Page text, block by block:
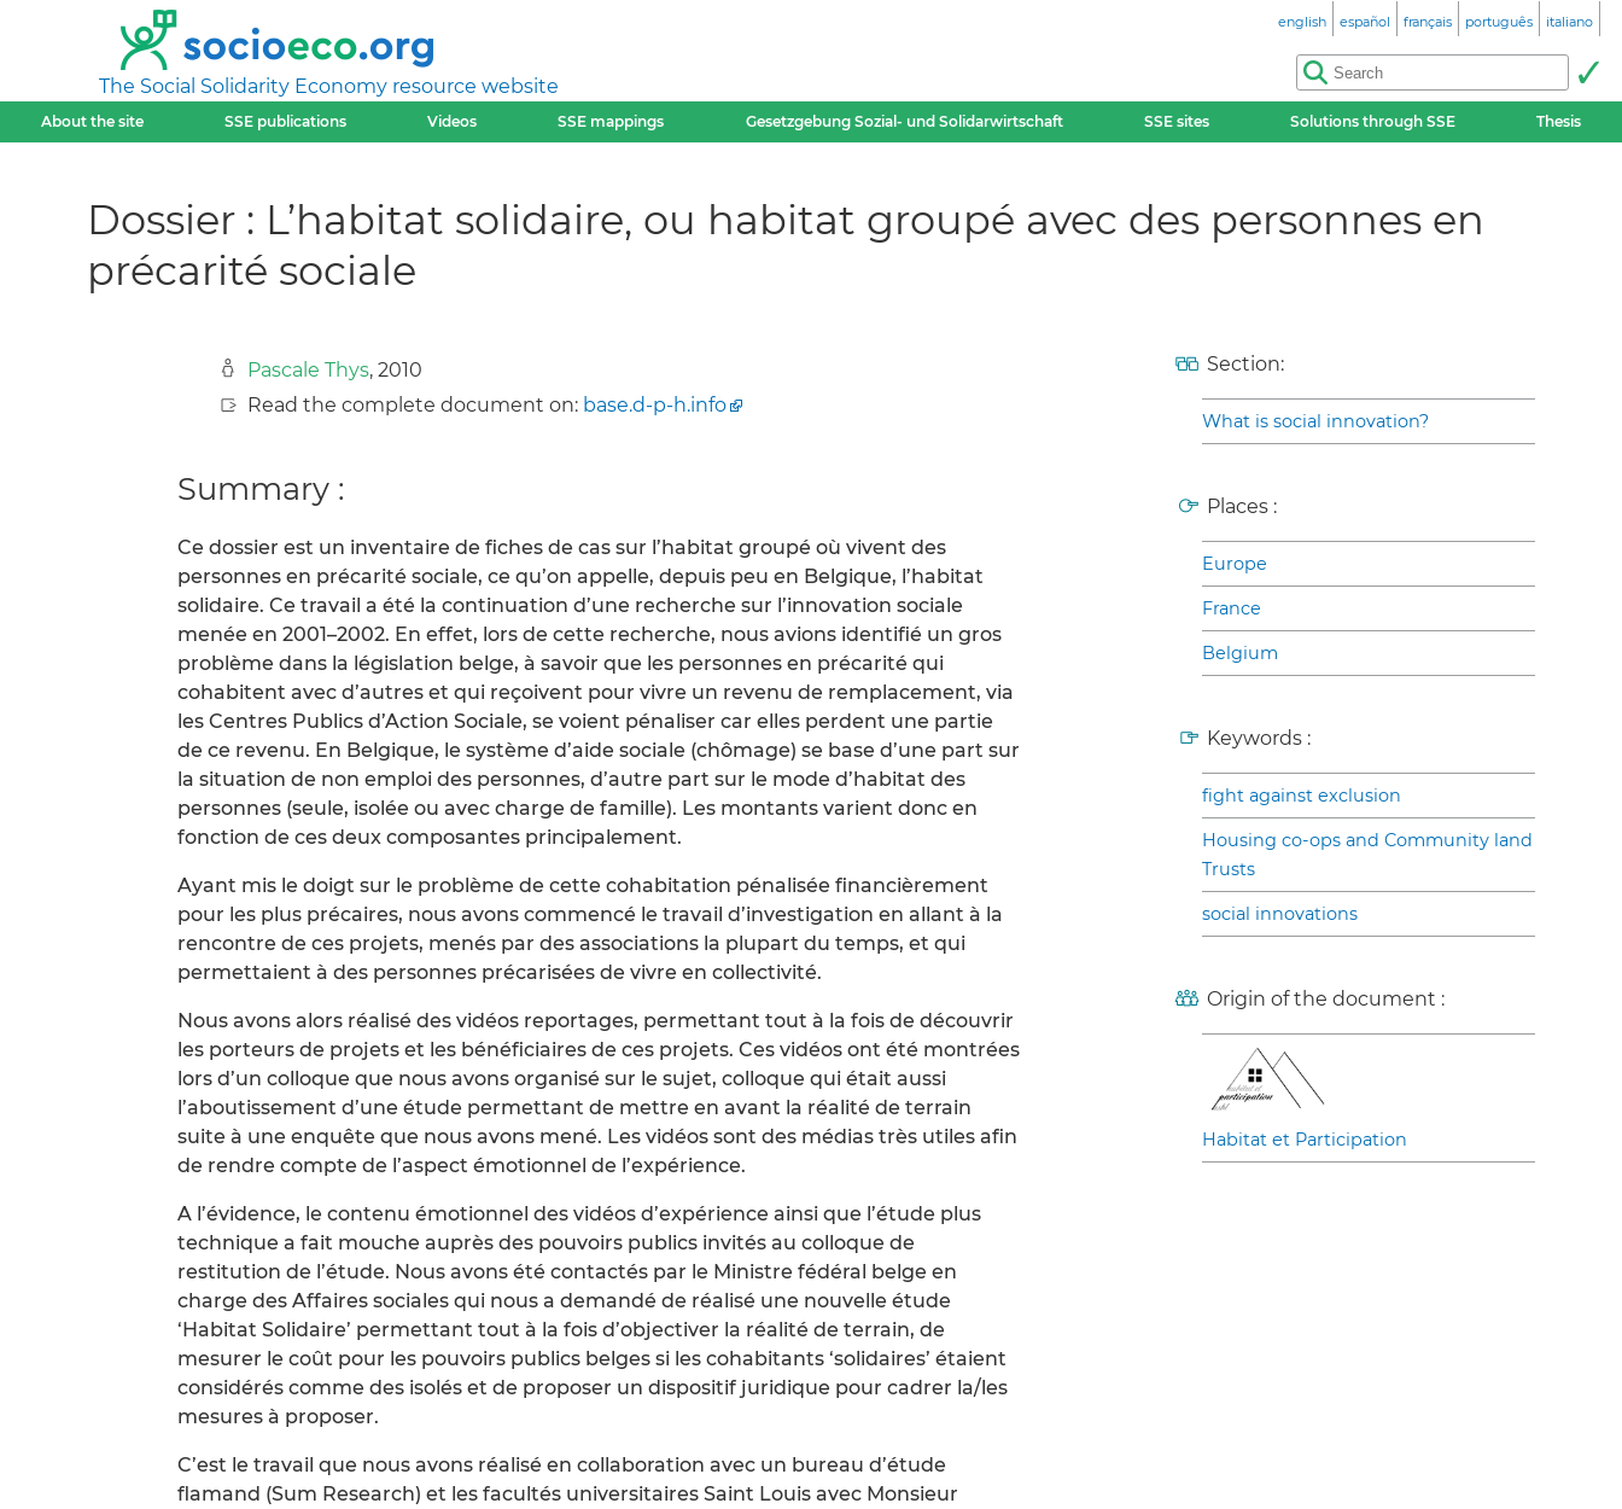
The Social Solidarity Economy resource website
english español français português italiano
About the site SSE publications Videos SSE mappings Gesetzgebung Sozial- und Solidarwirtschaft SSE sites Solutions through SSE Thesis
Dossier : L’habitat solidaire, ou habitat groupé avec des personnes en
précarité sociale
Pascale Thys, 2010
Read the complete document on: base.d-p-h.info
Summary :
Ce dossier est un inventaire de fiches de cas sur l’habitat groupé où vivent des
personnes en précarité sociale, ce qu’on appelle, depuis peu en Belgique, l’habitat
solidaire. Ce travail a été la continuation d’une recherche sur l’innovation sociale
menée en 2001–2002. En effet, lors de cette recherche, nous avions identifié un gros
problème dans la législation belge, à savoir que les personnes en précarité qui
cohabitent avec d’autres et qui reçoivent pour vivre un revenu de remplacement, via
les Centres Publics d’Action Sociale, se voient pénaliser car elles perdent une partie
de ce revenu. En Belgique, le système d’aide sociale (chômage) se base d’une part sur
la situation de non emploi des personnes, d’autre part sur le mode d’habitat des
personnes (seule, isolée ou avec charge de famille). Les montants varient donc en
fonction de ces deux composantes principalement.
Ayant mis le doigt sur le problème de cette cohabitation pénalisée financièrement
pour les plus précaires, nous avons commencé le travail d’investigation en allant à la
rencontre de ces projets, menés par des associations la plupart du temps, et qui
permettaient à des personnes précarisées de vivre en collectivité.
Nous avons alors réalisé des vidéos reportages, permettant tout à la fois de découvrir
les porteurs de projets et les bénéficiaires de ces projets. Ces vidéos ont été montrées
lors d’un colloque que nous avons organisé sur le sujet, colloque qui était aussi
l’aboutissement d’une étude permettant de mettre en avant la réalité de terrain
suite à une enquête que nous avons mené. Les vidéos sont des médias très utiles afin
de rendre compte de l’aspect émotionnel de l’expérience.
A l’évidence, le contenu émotionnel des vidéos d’expérience ainsi que l’étude plus
technique a fait mouche auprès des pouvoirs publics invités au colloque de
restitution de l’étude. Nous avons été contactés par le Ministre fédéral belge en
charge des Affaires sociales qui nous a demandé de réalisé une nouvelle étude
‘Habitat Solidaire’ permettant tout à la fois d’objectiver la réalité de terrain, de
mesurer le coût pour les pouvoirs publics belges si les cohabitants ‘solidaires’ étaient
considérés comme des isolés et de proposer un dispositif juridique pour cadrer la/les
mesures à proposer.
C’est le travail que nous avons réalisé en collaboration avec un bureau d’étude
flamand (Sum Research) et les facultés universitaires Saint Louis avec Monsieur
Section:
What is social innovation?
Places :
Europe
France
Belgium
Keywords :
fight against exclusion
Housing co-ops and Community land
Trusts
social innovations
Origin of the document :
Habitat et Participation